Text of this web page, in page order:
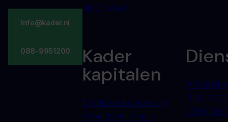
Info@kader.nl
088-9951200
bij Contact
Kader
kapitalen
Medewerkerswelzijn
Arbeidsveiligheid
RI&E ESG
27001